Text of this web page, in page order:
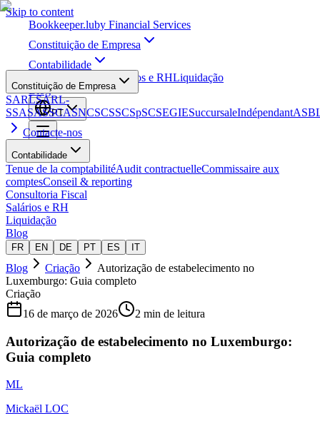
Skip to content
Bookkeeper.luby Financial Services
Constituição de Empresa
Contabilidade
Salários e RHLiquidação
Blog
PT
Constituição de Empresa
SARLSARL-
SSASASSCASNCSCSSCSpSCSEGIESuccursaleIndépendant
Contacte-nos
Contabilidade
Tenue de la comptabilitéAudit contractuelleCommissaire aux
comptesConseil & reporting
Consultoria Fiscal
Salários e RH
Liquidação
Blog
FR EN DE PT ES IT
Blog Criação
Autorização de estabelecimento no
Luxemburgo: Guia completo
Criação
16 de março de 2026
2 min de leitura
Autorização de estabelecimento no Luxemburgo:
Guia completo
ML
Mickaël LOC